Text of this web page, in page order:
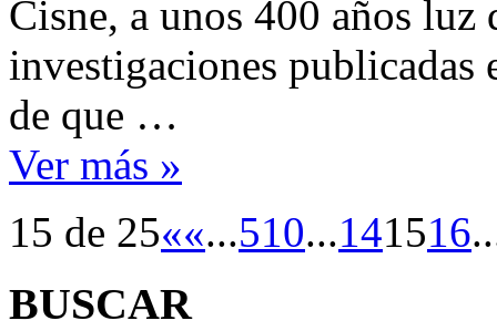
Cisne, a unos 400 años luz
investigaciones publicadas
de que …
Ver más »
15 de 25««...510...141516
BUSCAR